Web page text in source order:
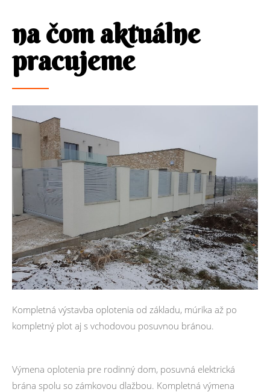
na čom aktuálne
pracujeme
Kompletná výstavba oplotenia od základu, múrika až po
kompletný plot aj s vchodovou posuvnou bránou.
Výmena oplotenia pre rodinný dom, posuvná elektrická
brána spolu so zámkovou dlažbou. Kompletná výmena